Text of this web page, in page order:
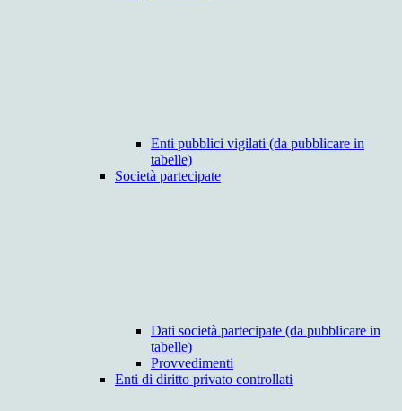
Enti pubblici vigilati (da pubblicare in
tabelle)
Società partecipate
Dati società partecipate (da pubblicare in
tabelle)
Provvedimenti
Enti di diritto privato controllati